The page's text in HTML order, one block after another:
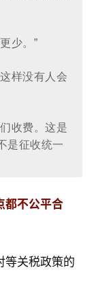
少。”
样没有人会
收费。这是
是征收统一
都不公平合
等关税政策的